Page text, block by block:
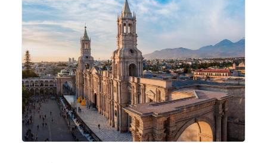
EVENTOS
RESTAURANTES
SPA
ES
(+51) 01 200 9200
AGENCIAS/EMPRESAS